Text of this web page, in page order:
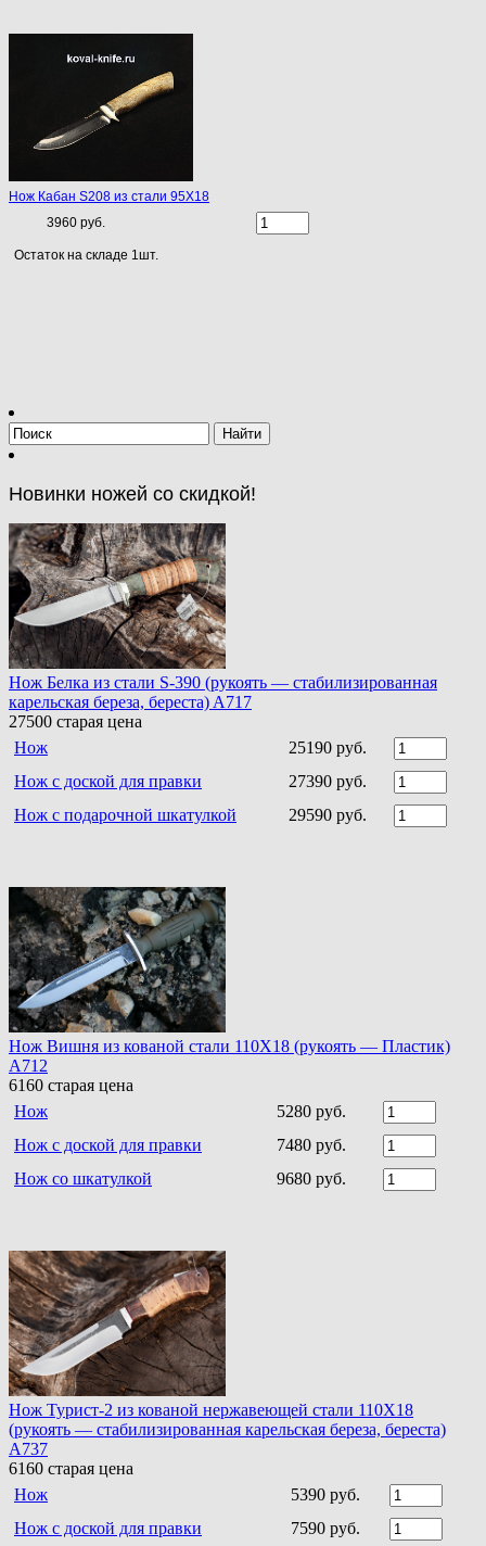
Нож Кабан S208 из стали 95Х18
3960 руб.
Остаток на складе 1шт.
Новинки ножей со скидкой!
Нож Белка из стали S-390 (рукоять — стабилизированная
карельская береза, береста) A717
27500 старая цена
Нож
25190 руб.
Нож с доской для правки
27390 руб.
Нож с подарочной шкатулкой
29590 руб.
Нож Вишня из кованой стали 110Х18 (рукоять — Пластик)
A712
6160 старая цена
Нож
5280 руб.
Нож с доской для правки
7480 руб.
Нож со шкатулкой
9680 руб.
Нож Турист-2 из кованой нержавеющей стали 110Х18
(рукоять — стабилизированная карельская береза, береста)
A737
6160 старая цена
Нож
5390 руб.
Нож с доской для правки
7590 руб.